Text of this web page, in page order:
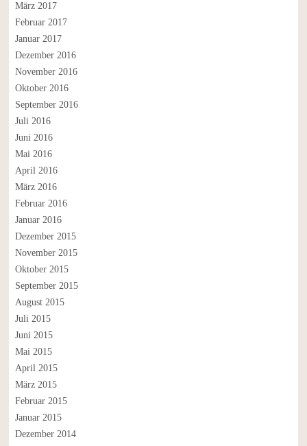
März 2017
Februar 2017
Januar 2017
Dezember 2016
November 2016
Oktober 2016
September 2016
Juli 2016
Juni 2016
Mai 2016
April 2016
März 2016
Februar 2016
Januar 2016
Dezember 2015
November 2015
Oktober 2015
September 2015
August 2015
Juli 2015
Juni 2015
Mai 2015
April 2015
März 2015
Februar 2015
Januar 2015
Dezember 2014